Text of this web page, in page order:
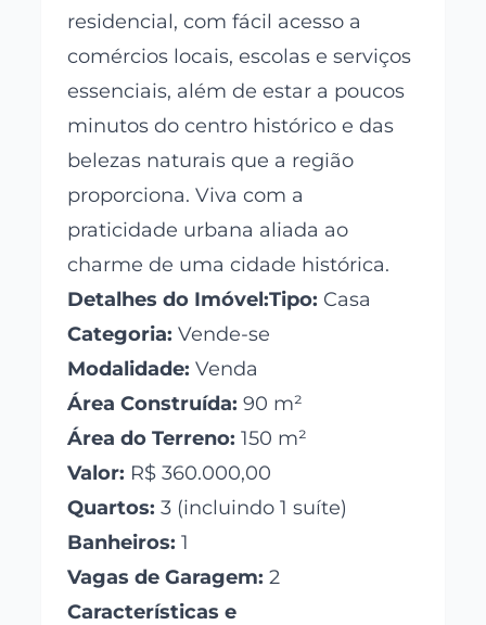
residencial, com fácil acesso a
comércios locais, escolas e serviços
essenciais, além de estar a poucos
minutos do centro histórico e das
belezas naturais que a região
proporciona. Viva com a
praticidade urbana aliada ao
charme de uma cidade histórica.
Detalhes do Imóvel:Tipo: Casa
Categoria: Vende-se
Modalidade: Venda
Área Construída: 90 m²
Área do Terreno: 150 m²
Valor: R$ 360.000,00
Quartos: 3 (incluindo 1 suíte)
Banheiros: 1
Vagas de Garagem: 2
Características e